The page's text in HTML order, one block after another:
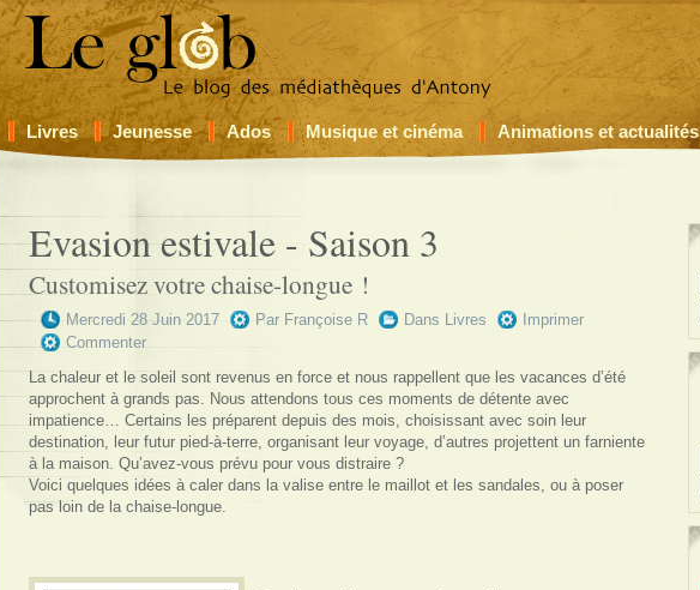
Livres Jeunesse Ados Musique et cinéma Animations et actualités
Evasion estivale - Saison 3
Customisez votre chaise-longue !
Mercredi 28 Juin 2017 Par Françoise R Dans Livres
Imprimer
Commenter
La chaleur et le soleil sont revenus en force et nous rappellent que les vacances d’été
approchent à grands pas. Nous attendons tous ces moments de détente avec
impatience… Certains les préparent depuis des mois, choisissant avec soin leur
destination, leur futur pied-à-terre, organisant leur voyage, d’autres projettent un farniente
à la maison. Qu’avez-vous prévu pour vous distraire ?
Voici quelques idées à caler dans la valise entre le maillot et les sandales, ou à poser
pas loin de la chaise-longue.